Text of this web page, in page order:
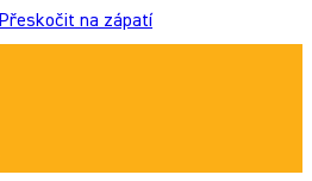
Přeskočit na zápatí